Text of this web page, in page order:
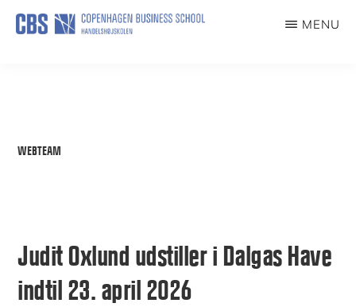
Skip
MENU
WEBTEAM
Judit Oxlund udstiller i Dalgas Have
indtil 23. april 2026